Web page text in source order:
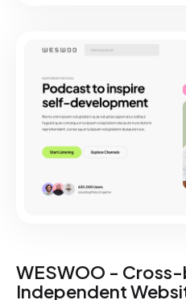
WESWOO -
Independent